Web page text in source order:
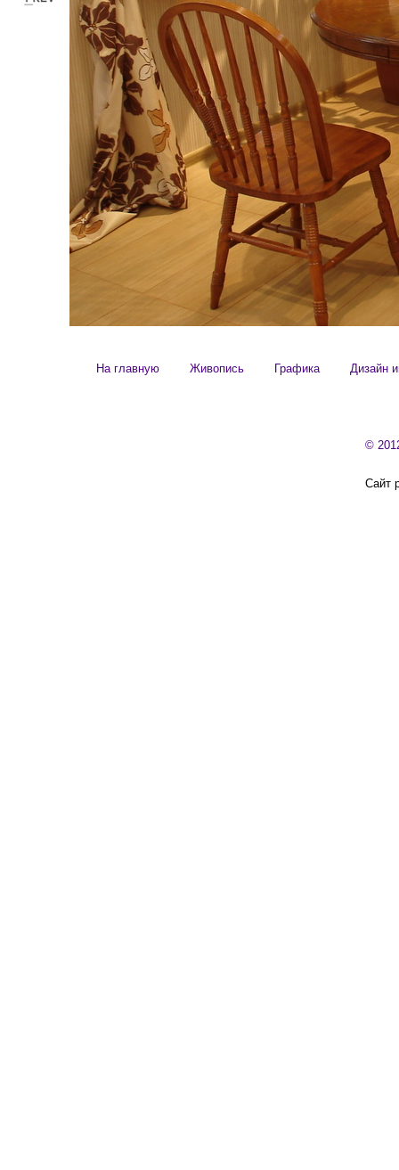
На главную Живопись Графика Дизайн
©
Сайт